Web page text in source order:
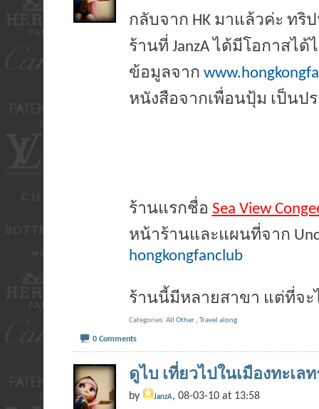
กลับจาก HK มาแล้วค่ะ ทริ
ร้านที่ JanzA ได้มีโอกาสไ
ข้อมูลจาก
หนังสือจากเพื่อนปุ้ม เป็นป
ร้านแรกชื่อ Sea View
หน้าร้านและแผนที่จาก
hongkongfanclub
ร้านนี้มีหลายสาขา แต่ที่จะ
Categories All Other, Travel along
0 Comments
ดูไบ เที่ยวไปในเมืองทะเล
by JanzA, 08-03-10 at 13:58